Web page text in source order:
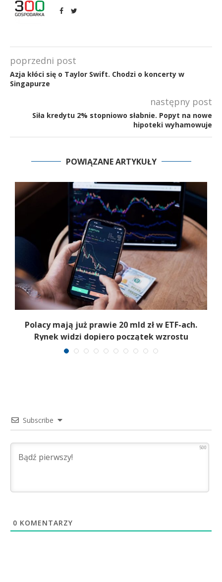
poprzedni post
Azja kłóci się o Taylor Swift. Chodzi o koncerty w
Singapurze
następny post
Siła kredytu 2% stopniowo słabnie. Popyt na nowe
hipoteki wyhamowuje
POWIĄZANE ARTYKUŁY
Polacy mają już prawie 20 mld zł w ETF-ach.
Rynek widzi dopiero początek wzrostu
Subscribe
500
0 KOMENTARZY